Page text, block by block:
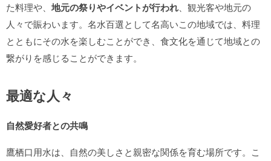
た料理や、 地元の祭りやイベントが行われ 、観光客や地元の
人々で賑わいます。名水百選として名高いこの地域では、料理
とともにその水を楽しむことができ、食文化を通じて地域との
繋がりを感じることができます。
最適な人々
自然愛好者との共鳴
鷹栖口用水は、自然の美しさと親密な関係を育む場所です。こ